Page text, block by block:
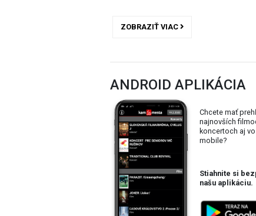
ZOBRAZIŤ VIAC
ANDROID APLIKÁCIA
Chcete mať
najnovších
koncertoch aj
mobile?
Stiahnite si
našu aplikáciu.